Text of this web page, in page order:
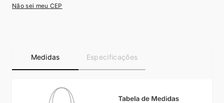
Não sei meu CEP
Medidas Especificações